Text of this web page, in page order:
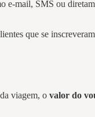
e-mail, SMS ou
que se
viagem, o valor do